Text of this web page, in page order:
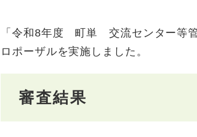
「令和8年度 町単 交流センター等
ロポーザルを実施しました。
審査結果